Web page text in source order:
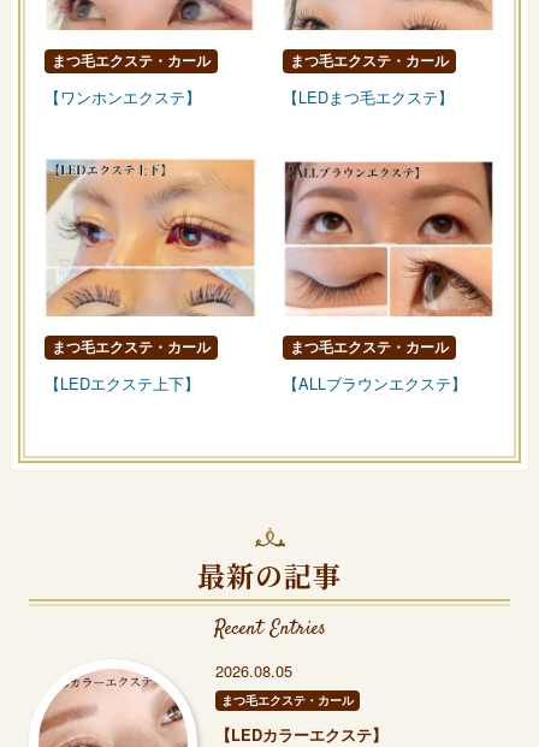
まつ毛エクステ・カール
【ワンホンエクステ】
まつ毛エクステ・カール
【LEDまつ毛エクステ】
まつ毛エクステ・カール
【LEDエクステ上下】
まつ毛エクステ・カール
【ALLブラウンエクステ】
最新の記事
Recent Entries
2026.08.05
まつ毛エクステ・カール
【LEDカラーエクステ】